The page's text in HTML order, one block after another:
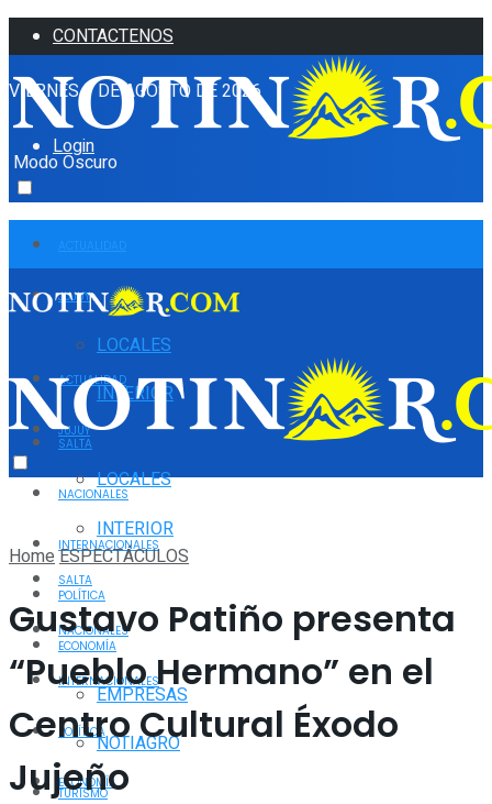
CONTACTENOS
VIERNES 7 DE AGOSTO DE 2026
Login
Modo Oscuro
JUJUY
LOCALES
INTERIOR
SALTA
NACIONALES
INTERNACIONALES
POLÍTICA
ECONOMÍA
EMPRESAS
NOTIAGRO
TURISMO
ACTUALIDAD
JUJUY
LOCALES
INTERIOR
SALTA
NACIONALES
INTERNACIONALES
POLÍTICA
ECONOMÍA
HomeESPECTÁCULOS
Gustavo Patiño presenta
“Pueblo Hermano” en el
Centro Cultural Éxodo
Jujeño